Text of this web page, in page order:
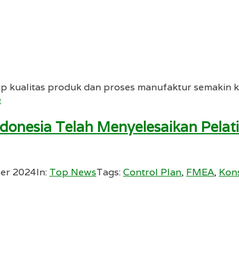
kualitas produk dan proses manufaktur
Telah Menyelesaikan
2024In: Top NewsTags:Control Plan, FMEA,